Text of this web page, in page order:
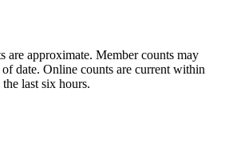
are approximate. Member counts may
date. Online counts are current within
the last six hours.